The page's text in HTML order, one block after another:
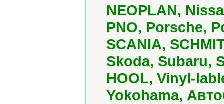
NEOPLAN,
PNO, Porsche,
SCANIA,
Skoda, Subaru,
HOOL, Vinyl-
Yokohama,